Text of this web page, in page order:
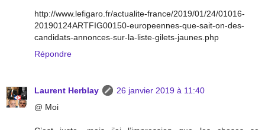
http://www.lefigaro.fr/actualite-france/2019/01/24/01016-
20190124ARTFIG00150-europeennes-que-sait-on-des-
candidats-annonces-sur-la-liste-gilets-jaunes.php
Répondre
Laurent Herblay
26 janvier 2019 à 11:40
@ Moi